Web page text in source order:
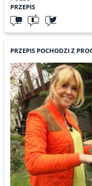
PRZEPIS
PRZEPIS POCHODZI Z